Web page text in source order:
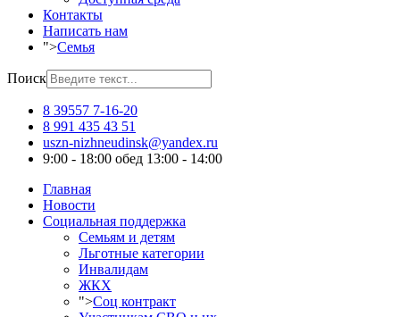
Контакты
Написать нам
">Семья
Поиск
8 39557 7-16-20
8 991 435 43 51
uszn-nizhneudinsk@yandex.ru
9:00 - 18:00 обед 13:00 - 14:00
Главная
Новости
Социальная поддержка
Семьям и детям
Льготные категории
Инвалидам
ЖКХ
">Соц контракт